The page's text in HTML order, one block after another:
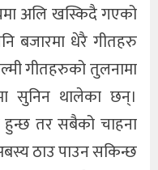
अलि खस्किदै गएको
बजारमा धेरै गीतहरु
गीतहरुको तुलनामा
सुनिन थालेका छन्।
हुन्छ तर सबैको चाहना
ठाउ पाउन सकिन्छ